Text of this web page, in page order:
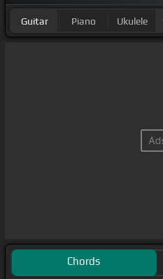
Guitar Piano Ukulele
Chords